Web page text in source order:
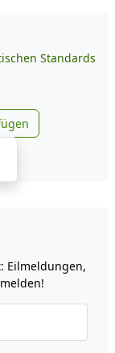
Standards
Google
auf Telegram
X
Eilmeldungen,